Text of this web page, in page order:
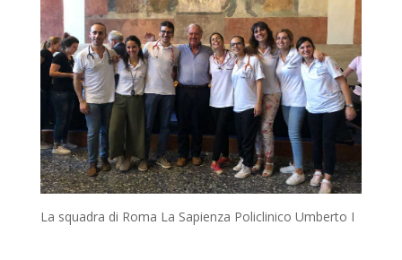
La squadra di Roma La Sapienza Policlinico Umberto I